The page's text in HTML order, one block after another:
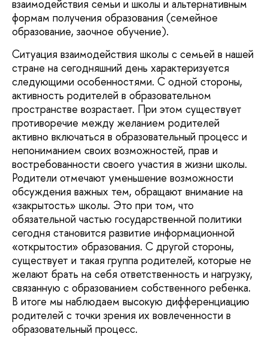
взаимодействия семьи и школы и альтернативным
формам получения образования (семейное
образование, заочное обучение).
Ситуация взаимодействия школы с семьей в нашей
стране на сегодняшний день характеризуется
следующими особенностями. С одной стороны,
активность родителей в образовательном
пространстве возрастает. При этом существует
противоречие между желанием родителей
активно включаться в образовательный процесс и
непониманием своих возможностей, прав и
востребованности своего участия в жизни школы.
Родители отмечают уменьшение возможности
обсуждения важных тем, обращают внимание на
«закрытость» школы. Это при том, что
обязательной частью государственной политики
сегодня становится развитие информационной
«открытости» образования. С другой стороны,
существует и такая группа родителей, которые не
желают брать на себя ответственность и нагрузку,
связанную с образованием собственного ребенка.
В итоге мы наблюдаем высокую дифференциацию
родителей с точки зрения их вовлеченности в
образовательный процесс.